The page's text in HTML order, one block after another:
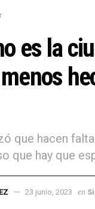
es la
que hacen
que hay que
23 junio, 2023 en